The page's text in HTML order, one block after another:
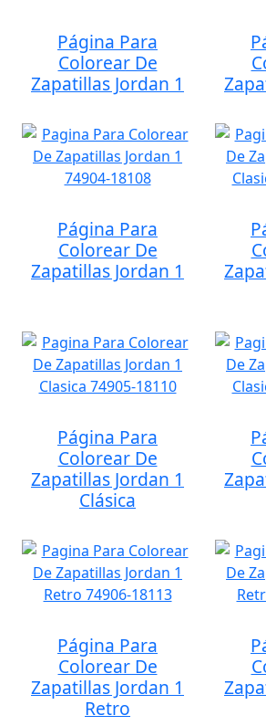
Página Para
Colorear De
Zapatillas Jordan 1
Página Para
Colorear De
Zapatillas Jordan 1
Página Para
Colorear De
Zapatillas Jordan 1
Clásica
Página Para
Colorear De
Zapatillas Jordan 1
Retro